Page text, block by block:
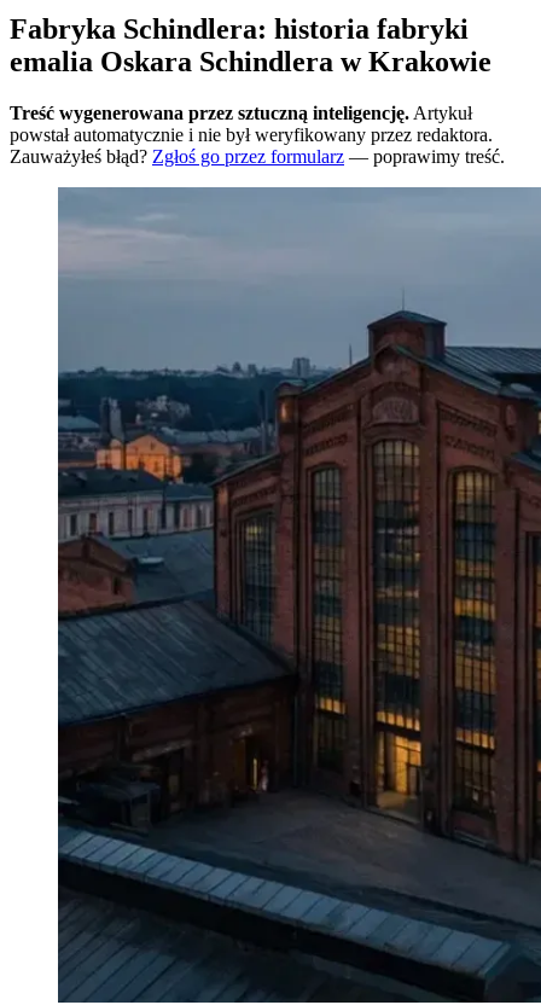
Fabryka Schindlera: historia fabryki
emalia Oskara Schindlera w Krakowie
Treść wygenerowana przez sztuczną inteligencję. Artykuł
powstał automatycznie i nie był weryfikowany przez redaktora.
Zauważyłeś błąd? Zgłoś go przez formularz — poprawimy treść.